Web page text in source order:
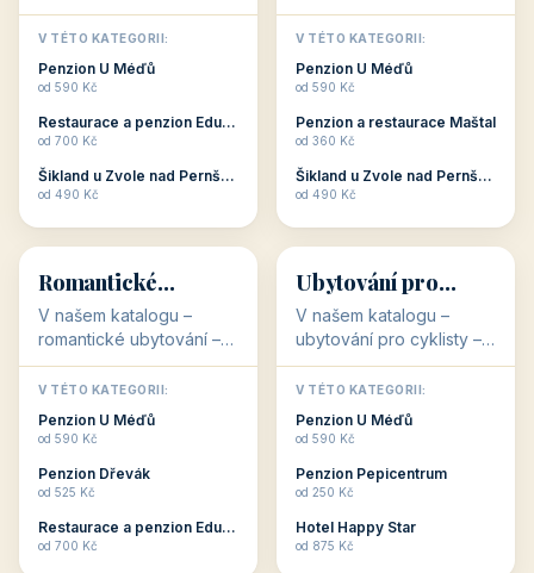
jsou pro Vás připraveny
objekty, které svojí
polohou či vybaveností,
nabízí klidné ubytování
V TÉTO KATEGORII:
Penzion U Méďů
od 590 Kč
Restaurace a penzion Eduard
od 700 Kč
Šikland u Zvole nad Pernštejnem
od 490 Kč
penziony a hotely, které
jsou přizpůsobeny pro
ubytování klientů vyššího
věku. Některé z nich
V TÉTO KATEGORII:
Penzion U Méďů
od 590 Kč
Penzion a restaurace Maštal
od 360 Kč
Šikland u Zvole nad Pernštejnem
od 490 Kč
💕
💕
Romantické
ubytování
V našem katalogu –
romantické ubytování –
jsou pro Vás připraveny
objekty, které svojí
stavbou, polohou anebo
zaměřením nabízí
Romantické ...
V TÉTO KATEGORII:
Penzion U Méďů
od 590 Kč
Penzion Dřevák
od 525 Kč
Restaurace a penzion Eduard
od 700 Kč
🚴
🚴
32 objektů
Ubytování pro
cyklisty
V našem katalogu –
ubytování pro cyklisty –
jsou pro Vás připraveny
objekty, které jsou na
milovníky cykloturistiky
připraveny. Většinou mají
V TÉTO KATEGORII:
Penzion U Méďů
od 590 Kč
Penzion Pepicentrum
od 250 Kč
Hotel Happy Star
od 875 Kč
👥 💼